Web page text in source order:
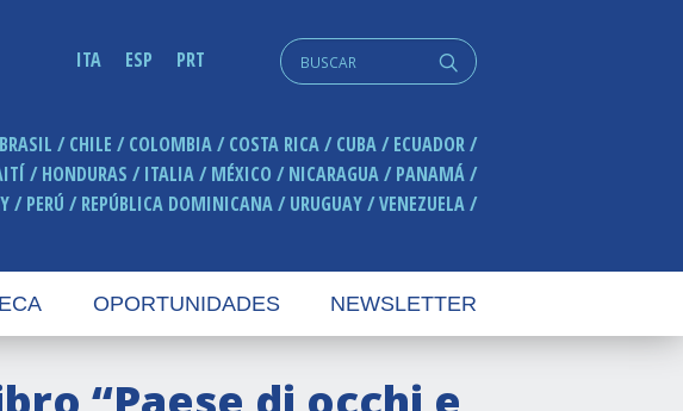
ITA ESP PRT q
Search
for:
BRASIL CHILE COLOMBIA COSTA RICA CUBA
ECUADOR
HONDURAS ITALIA MÉXICO NICARAGUA
PANAMÁ
PERÚ REPÚBLICA DOMINICANA URUGUAY VENEZUELA
OPORTUNIDADES NEWSLETTER